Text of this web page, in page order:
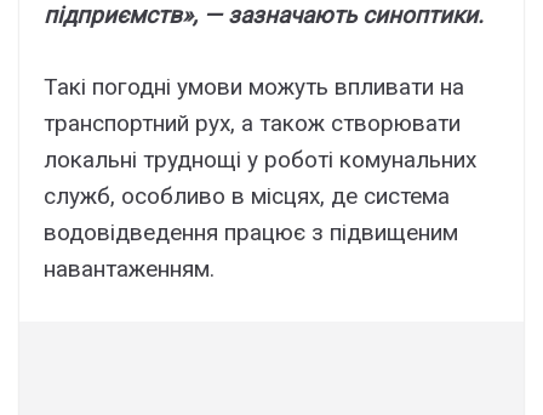
підприємств», — зазначають синоптики.
Такі погодні умови можуть впливати на
транспортний рух, а також створювати
локальні труднощі у роботі комунальних
служб, особливо в місцях, де система
водовідведення працює з підвищеним
навантаженням.